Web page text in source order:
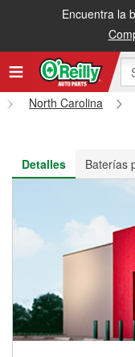
Encuentra la
Recibe tu orden
North Carolina
Detalles
Baterías